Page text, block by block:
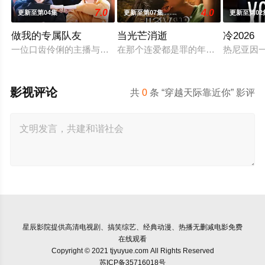
更新至第04集 7.0
做我的专属队友
一位口齿伶俐的主播与新手玩家！顶级主播Thi追捕神秘玩家Zo
更新至第07集 4.0
当光芒消逝
在那个连爱都是罪的年代，他们选择
更新至第02
冷2026
热尼亚因
共0 条 “穿越天际靠近你” 影评
影视评论
星辰影院提供高清电视剧、搞笑综艺、经典动漫、热播无删减电影免费
在线观看
Copyright © 2021 tjyuyue.com All Rights Reserved
苏ICP备35716018号